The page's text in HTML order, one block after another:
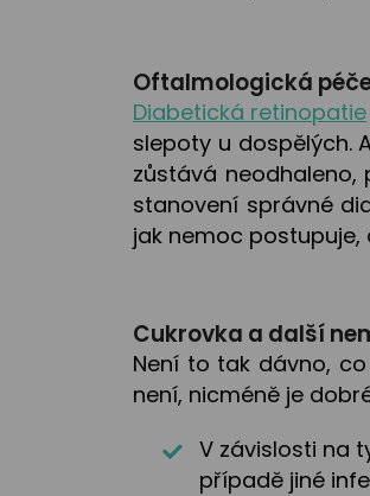
Oftalmologická
Diabetická retinopatie
slepoty u dospělých.
zůstává
stanovení správné
jak nemoc postupuje,
Cukrovka a další
Není to tak dávno,
není, nicméně je
V závislosti na
případě jiné